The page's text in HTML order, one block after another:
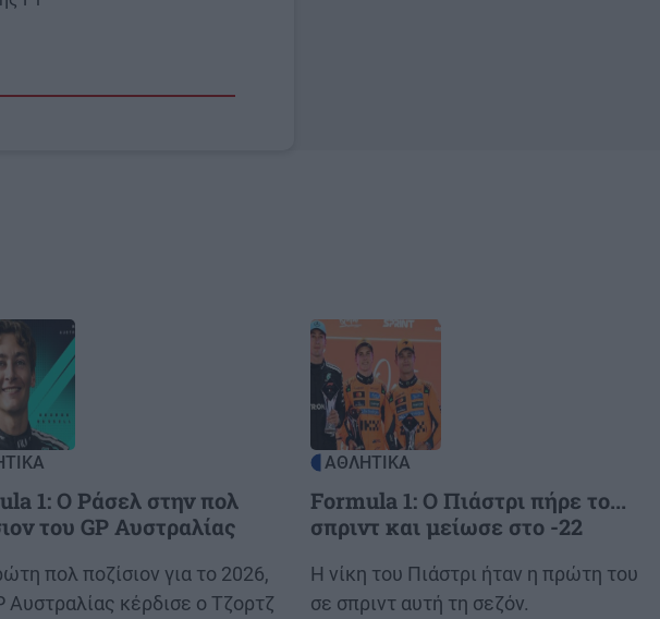
1: Ο Ράσελ στην πολ
του GP Αυστραλίας
πολ ποζίσιον για το 2026,
Αυστραλίας κέρδισε ο Τζορτζ
Image
ΑΘΛΗΤΙΚΑ
Formula 1: Ο Πιάστρι πήρε το...
σπριντ και μείωσε στο -22
Body
Η νίκη του Πιάστρι ήταν η πρώτη του
σε σπριντ αυτή τη σεζόν.